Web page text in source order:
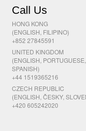
Call Us
HONG KONG
(ENGLISH, FILIPINO)
+852 27845591
UNITED KINGDOM
(ENGLISH, PORTUGUESE,
SPANISH)
+44 1519365216
CZECH REPUBLIC
(ENGLISH, ČESKY,
+420 605242020